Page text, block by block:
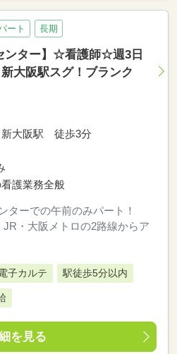
ート 長期
ンター】☆看護師☆週3日
大阪駅スグ！ブランク
大阪駅 徒歩3分
護業務全般
ーでの午前のみパート！
・大阪メトロの2路線からア
子カルテ 駅徒歩5分以内
を見る